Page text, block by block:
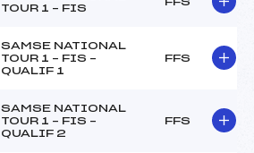
TOUR 1 – FIS
SAMSE NATIONAL
TOUR 1 – FIS –
QUALIF 1
FFS
SAMSE NATIONAL
TOUR 1 – FIS –
QUALIF 2
FFS